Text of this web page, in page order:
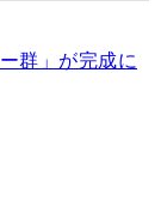
群」が完成に